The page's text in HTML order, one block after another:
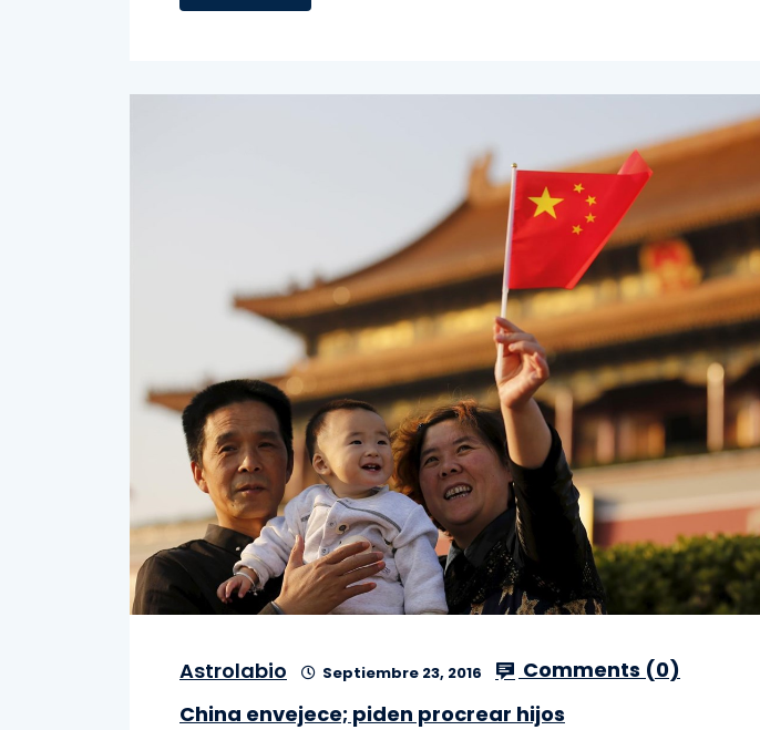
Astrolabio Septiembre 23, 2016 Comments (0)
China envejece; piden procrear hijos